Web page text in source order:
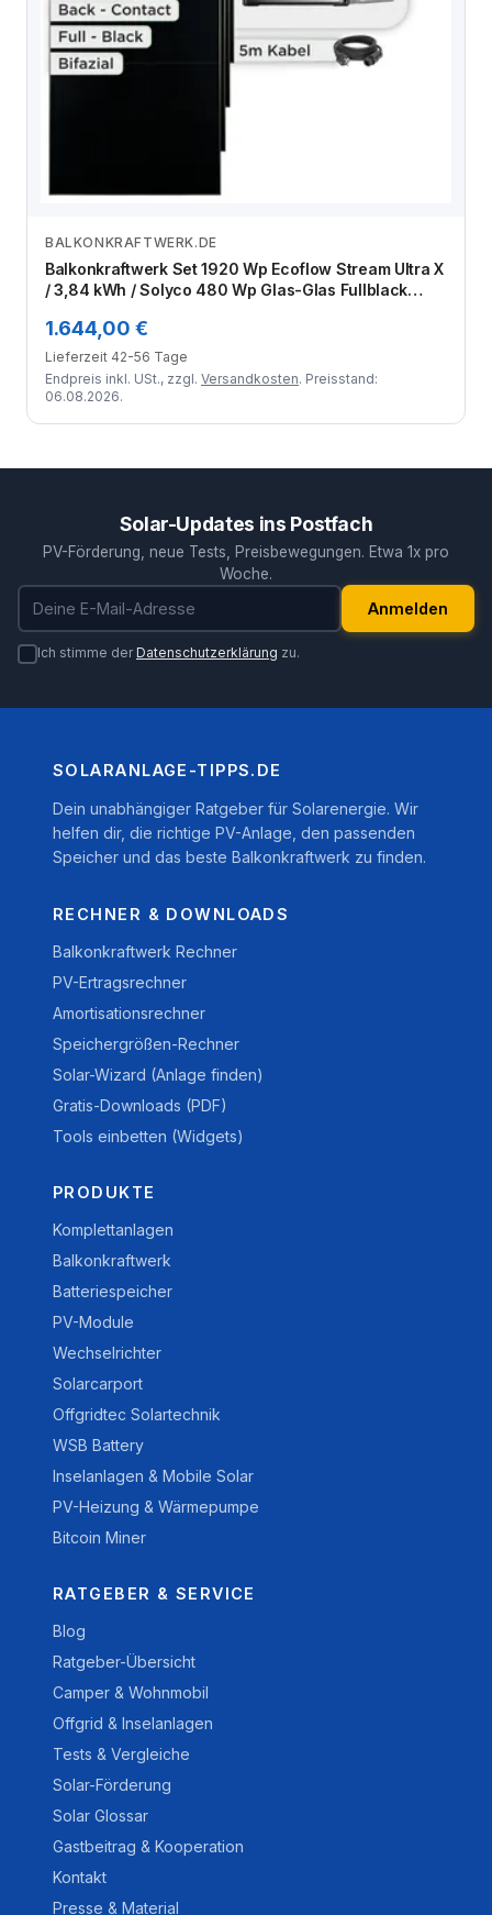
Zum Angebot
BALKONKRAFTWERK.DE
Balkonkraftwerk Set 1920 Wp Ecoflow Stream Ultra X
/ 3,84 kWh / Solyco 480 Wp Glas-Glas Fullblack
1,5 m
1.644,00 €
Lieferzeit 42-56 Tage
Endpreis inkl. USt., zzgl. Versandkosten. Preisstand:
06.08.2026.
Solar-Updates ins Postfach
PV-Förderung, neue Tests, Preisbewegungen. Etwa 1x pro
Woche.
E-Mail-Adresse
Anmelden
Ich stimme derDatenschutzerklärung zu.
SOLARANLAGE-TIPPS.DE
Dein unabhängiger Ratgeber für Solarenergie. Wir
helfen dir, die richtige PV-Anlage, den passenden
Speicher und das beste Balkonkraftwerk zu finden.
RECHNER & DOWNLOADS
Balkonkraftwerk Rechner
PV-Ertragsrechner
Amortisationsrechner
Speichergrößen-Rechner
Solar-Wizard (Anlage finden)
Gratis-Downloads (PDF)
Tools einbetten (Widgets)
PRODUKTE
Komplettanlagen
Balkonkraftwerk
Batteriespeicher
PV-Module
Wechselrichter
Solarcarport
Offgridtec Solartechnik
WSB Battery
Inselanlagen & Mobile Solar
PV-Heizung & Wärmepumpe
Bitcoin Miner
RATGEBER & SERVICE
Blog
Ratgeber-Übersicht
Camper & Wohnmobil
Offgrid & Inselanlagen
Tests & Vergleiche
Solar-Förderung
Solar Glossar
Gastbeitrag & Kooperation
Kontakt
Presse & Material